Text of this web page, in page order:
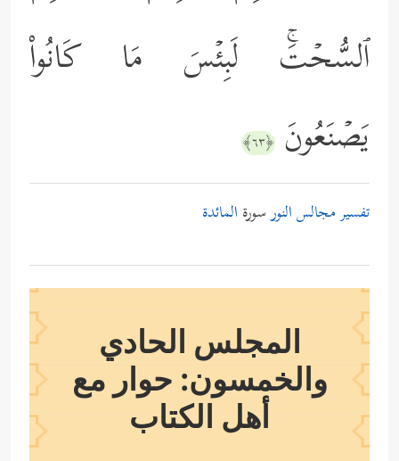
ٱلسُّحۡتَۚ لَبِئۡسَ مَا كَانُواْ
یَصۡنَعُونَ ﴿٦٣﴾
تفسير مجالس النورسورة المائدة
المجلس الحادي
والخمسون: حوار مع
أهل الكتاب